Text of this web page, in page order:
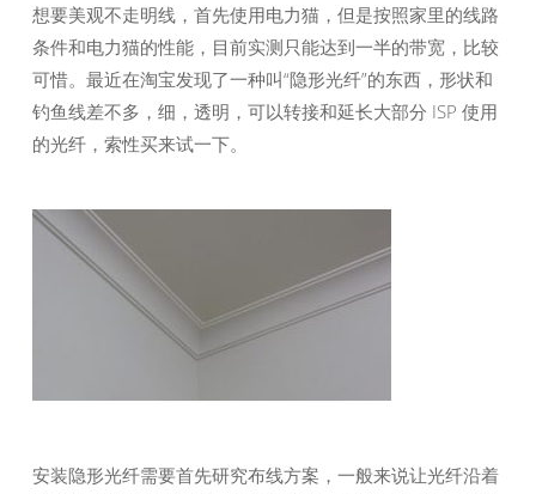
想要美观不走明线，首先使用电力猫，但是按照家里的线路
条件和电力猫的性能，目前实测只能达到一半的带宽，比较
可惜。最近在淘宝发现了一种叫“隐形光纤”的东西，形状和
钓鱼线差不多，细，透明，可以转接和延长大部分 ISP 使用
的光纤，索性买来试一下。
安装隐形光纤需要首先研究布线方案，一般来说让光纤沿着